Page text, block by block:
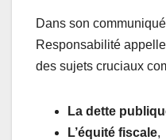
Dans son
Responsabilité
des sujets cruciaux
La dette
L’équité fiscale,